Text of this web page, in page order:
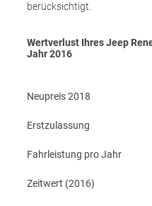
berücksichtigt.
Wertverlust Ihres Jeep
Jahr2016
Neupreis2018
Erstzulassung
Fahrleistung pro Jahr
Zeitwert (2016)